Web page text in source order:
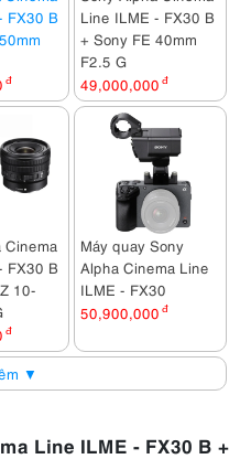
FX30 B
đ
Line ILME - FX30 B
+ Sony FE 40mm
F2.5 G
49,000,000 đ
Cinema
FX30 B
10-
đ
Máy quay Sony
Alpha Cinema Line
ILME - FX30
50,900,000 đ
▼
Line ILME - FX30 B +